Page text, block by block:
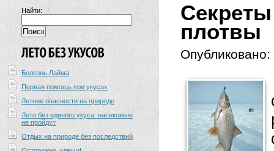
Найти:
Болезнь Лайма
Первая помощь при укусах
Летние опасности на природе
Лето без единого укуса: насекомые
не пройдут
Отдых на природе без последствий
плотвы
Опубликовано: